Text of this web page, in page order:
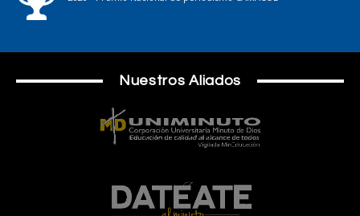
Nuestros Aliados